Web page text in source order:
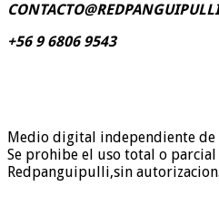
+56 9 6806 9543
Medio digital independiente
Se prohibe el uso total o
Redpanguipulli,sin autorizacion.